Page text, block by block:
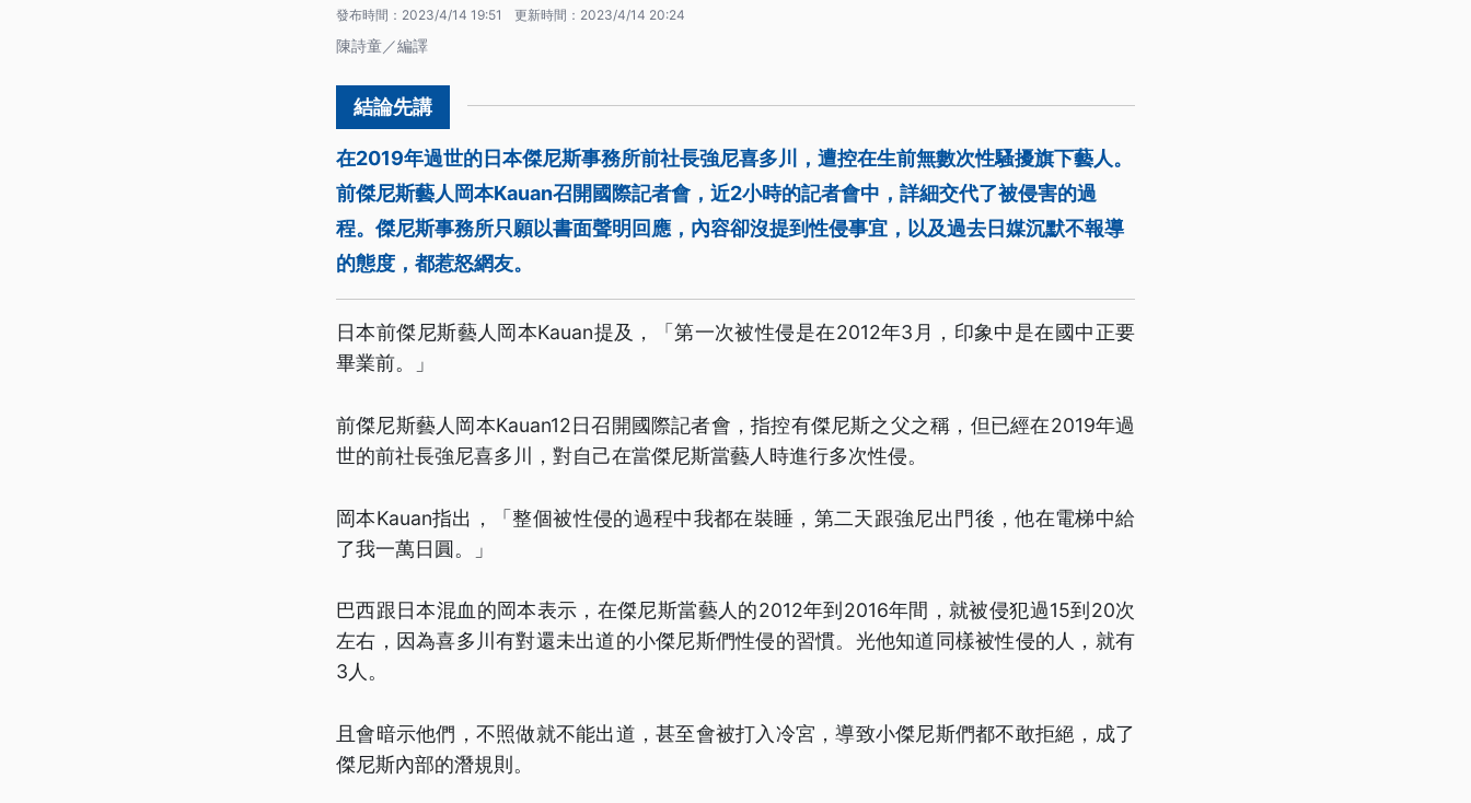
發布時間： 2023/4/14 19:51 更新時間： 2023/4/14 20:24
陳詩童／編譯
在2019年過世的日本傑尼斯事務所前社長強尼喜多川，遭控在生前無數次性騷擾旗下藝人。
前傑尼斯藝人岡本Kauan召開國際記者會，近2小時的記者會中，詳細交代了被侵害的過
程。傑尼斯事務所只願以書面聲明回應，內容卻沒提到性侵事宜，以及過去日媒沉默不報導
的態度，都惹怒網友。
日本前傑尼斯藝人岡本Kauan提及，「第一次被性侵是在2012年3月，印象中是在國中正要
畢業前。」
前傑尼斯藝人岡本Kauan12日召開國際記者會，指控有傑尼斯之父之稱，但已經在2019年過
世的前社長強尼喜多川，對自己在當傑尼斯當藝人時進行多次性侵。
岡本Kauan指出，「整個被性侵的過程中我都在裝睡，第二天跟強尼出門後，他在電梯中給
了我一萬日圓。」
巴西跟日本混血的岡本表示，在傑尼斯當藝人的2012年到2016年間，就被侵犯過15到20次
左右，因為喜多川有對還未出道的小傑尼斯們性侵的習慣。光他知道同樣被性侵的人，就有
3人。
且會暗示他們，不照做就不能出道，甚至會被打入冷宮，導致小傑尼斯們都不敢拒絕，成了
傑尼斯內部的潛規則。